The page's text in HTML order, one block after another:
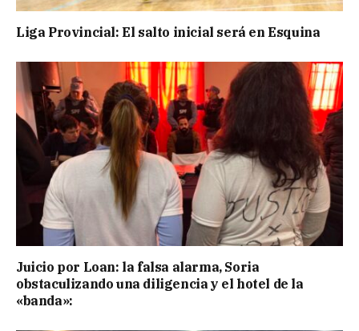
Liga Provincial: El salto inicial será en Esquina
Juicio por Loan: la falsa alarma, Soria
obstaculizando una diligencia y el hotel de la
«banda»: